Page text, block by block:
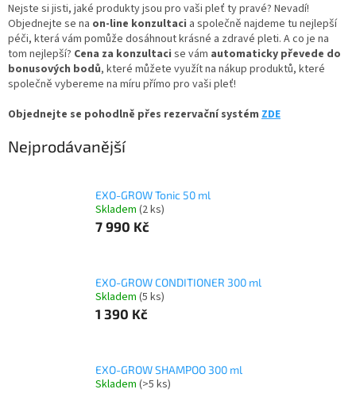
Nejste si jisti, jaké produkty jsou pro vaši pleť ty pravé? Nevadí!
Objednejte se na on-line konzultaci a společně najdeme tu nejlepší
péči, která vám pomůže dosáhnout krásné a zdravé pleti. A co je na
tom nejlepší? Cena za konzultaci se vám automaticky převede do
bonusových bodů, které můžete využít na nákup produktů, které
společně vybereme na míru přímo pro vaši pleť!
Objednejte se pohodlně přes rezervační systém ZDE
Nejprodávanější
EXO-GROW Tonic 50 ml
Skladem (2 ks)
7 990 Kč
EXO-GROW CONDITIONER 300 ml
Skladem (5 ks)
1 390 Kč
EXO-GROW SHAMPOO 300 ml
Skladem (>5 ks)